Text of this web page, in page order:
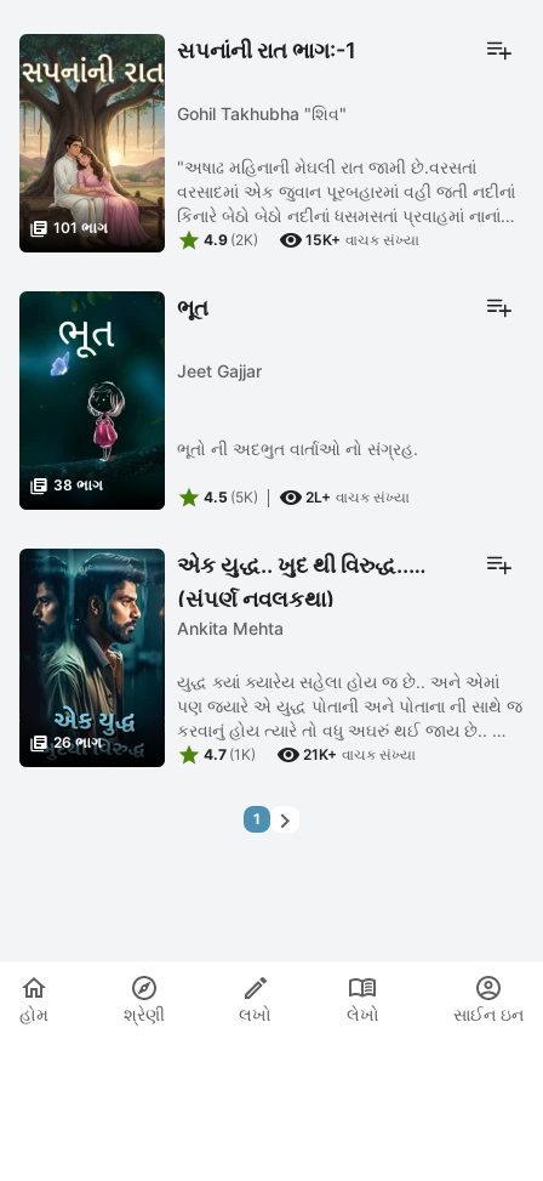
 101 ભાગ
સપનાંની રાત ભાગ:-1
Gohil Takhubha "શિવ"
"અષાઢ મહિનાની મેઘલી રાત જામી છે.વરસતાં
વરસાદમાં એક જુવાન પૂરબહારમાં વહી જતી નદીનાં
કિનારે બેઠો બેઠો નદીનાં ધસમસતાં પ્રવાહમાં નાનાં
નાનાં પથ્થર ફેંકી રહ્યો છે.વરસતાં વરસાદે એ
 4.9 (2K)  15K+ વાચક સંખ્યા
 38 ભાગ
ભૂત
Jeet Gajjar
ભૂતો ની અદભુત વાર્તાઓ નો સંગ્રહ.
 4.5 (5K)  2L+ વાચક સંખ્યા
 26 ભાગ
એક યુદ્ધ.. ખુદ થી વિરુદ્ધ..
(સંપૂર્ણ નવલકથા)
Ankita Mehta
યુદ્ધ ક્યાં ક્યારેય સહેલા હોય જ છે.. અને એમાં
પણ જ્યારે એ યુદ્ધ પોતાની અને પોતાના ની સાથે જ
કરવાનું હોય ત્યારે તો વધુ અઘરું થઈ જાય છે.. એક
એવી નવલકથા જ્યાં પળે પળ એક યુદ્ધ છે..
 4.7 (1K)  21K+ વાચક સંખ્યા
1 
હોમ શ્રેણી લખો લેખો સાઈન ઇન